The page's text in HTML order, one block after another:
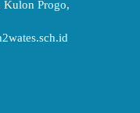
Kulon Progo,